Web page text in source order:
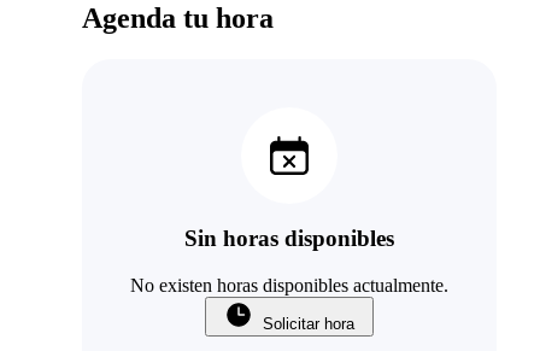
Agenda tu hora
Sin horas disponibles
No existen horas disponibles actualmente.
Solicitar hora